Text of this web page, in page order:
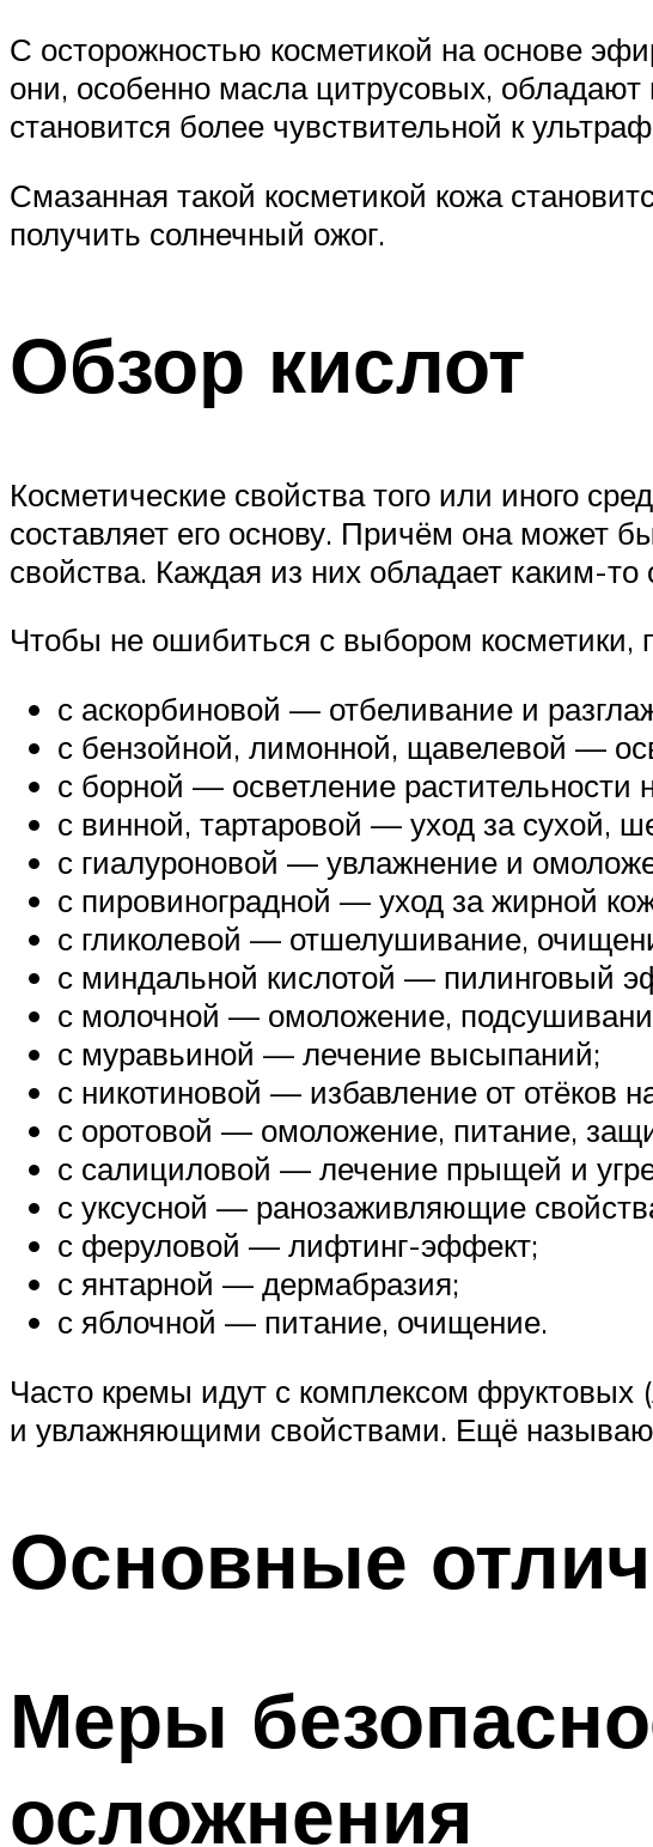
С осторожностью косметикой на основе
они, особенно масла цитрусовых,
становится более чувствительной к
Смазанная такой косметикой кожа
получить солнечный ожог.
Обзор кислот
Косметические свойства того или иного
составляет его основу. Причём она может
свойства. Каждая из них обладает каким-
Чтобы не ошибиться с выбором косметики,
с аскорбиновой — отбеливание и
с бензойной, лимонной, щавелевой —
с борной — осветление растительности
с винной, тартаровой — уход за сухой,
с гиалуроновой — увлажнение и
с пировиноградной — уход за жирной
с гликолевой — отшелушивание,
с миндальной кислотой — пилинговый
с молочной — омоложение,
с муравьиной — лечение высыпаний;
с никотиновой — избавление от отёков
с оротовой — омоложение, питание,
с салициловой — лечение прыщей и
с уксусной — ранозаживляющие
с феруловой — лифтинг-эффект;
с янтарной — дермабразия;
с яблочной — питание, очищение.
Часто кремы идут с комплексом
и увлажняющими свойствами. Ещё
Основные
Меры
осложнения